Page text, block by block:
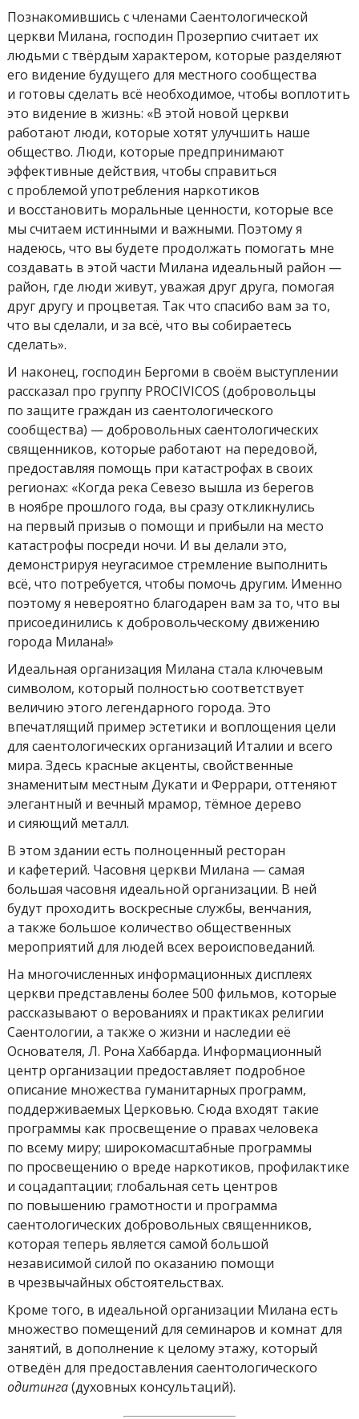
Познакомившись с членами Саентологической
церкви Милана, господин Прозерпио считает их
людьми с твёрдым характером, которые разделяют
его видение будущего для местного сообщества
и готовы сделать всё необходимое, чтобы воплотить
это видение в жизнь: «В этой новой церкви
работают люди, которые хотят улучшить наше
общество. Люди, которые предпринимают
эффективные действия, чтобы справиться
с проблемой употребления наркотиков
и восстановить моральные ценности, которые все
мы считаем истинными и важными. Поэтому я
надеюсь, что вы будете продолжать помогать мне
создавать в этой части Милана идеальный район —
район, где люди живут, уважая друг друга, помогая
друг другу и процветая. Так что спасибо вам за то,
что вы сделали, и за всё, что вы собираетесь
сделать».
И наконец, господин Бергоми в своём выступлении
рассказал про группу PROCIVICOS (добровольцы
по защите граждан из саентологического
сообщества) — добровольных саентологических
священников, которые работают на передовой,
предоставляя помощь при катастрофах в своих
регионах: «Когда река Севезо вышла из берегов
в ноябре прошлого года, вы сразу откликнулись
на первый призыв о помощи и прибыли на место
катастрофы посреди ночи. И вы делали это,
демонстрируя неугасимое стремление выполнить
всё, что потребуется, чтобы помочь другим. Именно
поэтому я невероятно благодарен вам за то, что вы
присоединились к добровольческому движению
города Милана!»
Идеальная организация Милана стала ключевым
символом, который полностью соответствует
величию этого легендарного города. Это
впечатлящий пример эстетики и воплощения цели
для саентологических организаций Италии и всего
мира. Здесь красные акценты, свойственные
знаменитым местным Дукати и Феррари, оттеняют
элегантный и вечный мрамор, тёмное дерево
и сияющий металл.
В этом здании есть полноценный ресторан
и кафетерий. Часовня церкви Милана — самая
большая часовня идеальной организации. В ней
будут проходить воскресные службы, венчания,
а также большое количество общественных
мероприятий для людей всех вероисповеданий.
На многочисленных информационных дисплеях
церкви представлены более 500 фильмов, которые
рассказывают о верованиях и практиках религии
Саентологии, а также о жизни и наследии её
Основателя, Л. Рона Хаббарда. Информационный
центр организации предоставляет подробное
описание множества гуманитарных программ,
поддерживаемых Церковью. Сюда входят такие
программы как просвещение о правах человека
по всему миру; широкомасштабные программы
по просвещению о вреде наркотиков, профилактике
и соцадаптации; глобальная сеть центров
по повышению грамотности и программа
саентологических добровольных священников,
которая теперь является самой большой
независимой силой по оказанию помощи
в чрезвычайных обстоятельствах.
Кроме того, в идеальной организации Милана есть
множество помещений для семинаров и комнат для
занятий, в дополнение к целому этажу, который
отведён для предоставления саентологического
одитинга(духовных консультаций).